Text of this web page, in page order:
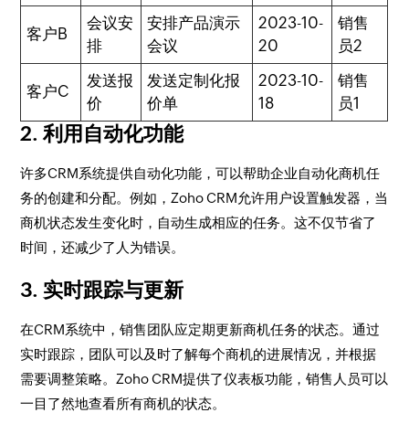
客户B
会议安
排
安排产品演示
会议
2023-10-
20
销售
员2
客户C
发送报
价
发送定制化报
价单
2023-10-
18
销售
员1
2. 利用自动化功能
许多CRM系统提供自动化功能，可以帮助企业自动化商机任
务的创建和分配。例如，Zoho CRM允许用户设置触发器，当
商机状态发生变化时，自动生成相应的任务。这不仅节省了
时间，还减少了人为错误。
3. 实时跟踪与更新
在CRM系统中，销售团队应定期更新商机任务的状态。通过
实时跟踪，团队可以及时了解每个商机的进展情况，并根据
需要调整策略。Zoho CRM提供了仪表板功能，销售人员可以
一目了然地查看所有商机的状态。